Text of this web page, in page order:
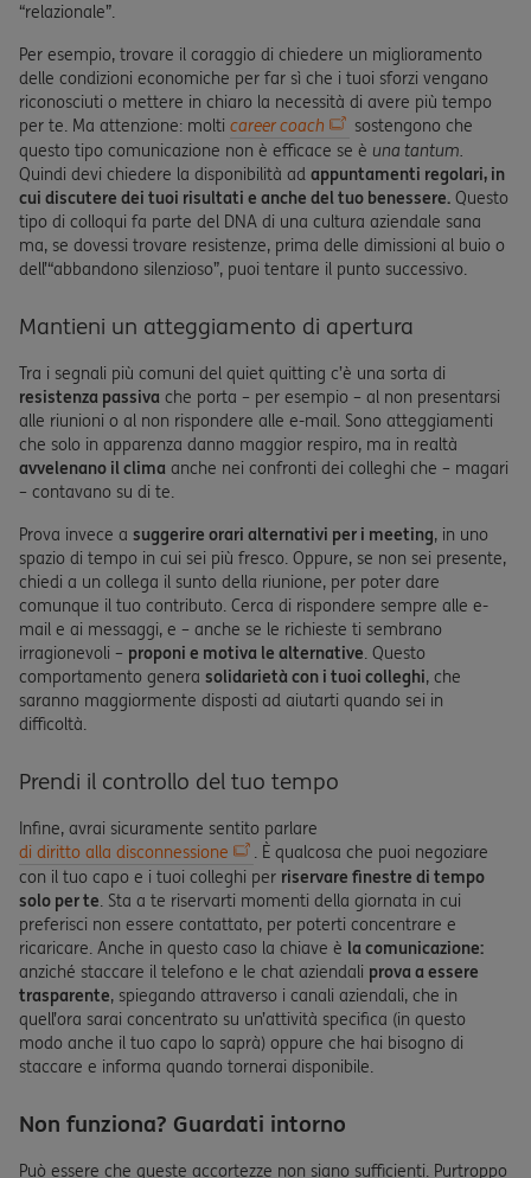
“relazionale”.
Per esempio, trovare il coraggio di chiedere un miglioramento
delle condizioni economiche per far sì che i tuoi sforzi vengano
riconosciuti o mettere in chiaro la necessità di avere più tempo
per te. Ma attenzione: molti career coach
sostengono che
questo tipo comunicazione non è efficace se è una tantum.
Quindi devi chiedere la disponibilità ad appuntamenti regolari, in
cui discutere dei tuoi risultati e anche del tuo benessere. Questo
tipo di colloqui fa parte del DNA di una cultura aziendale sana
ma, se dovessi trovare resistenze, prima delle dimissioni al buio o
dell’“abbandono silenzioso”, puoi tentare il punto successivo.
Mantieni un atteggiamento di apertura
Tra i segnali più comuni del quiet quitting c’è una sorta di
resistenza passiva che porta – per esempio – al non presentarsi
alle riunioni o al non rispondere alle e-mail. Sono atteggiamenti
che solo in apparenza danno maggior respiro, ma in realtà
avvelenano il clima anche nei confronti dei colleghi che – magari
– contavano su di te.
Prova invece a suggerire orari alternativi per i meeting, in uno
spazio di tempo in cui sei più fresco. Oppure, se non sei presente,
chiedi a un collega il sunto della riunione, per poter dare
comunque il tuo contributo. Cerca di rispondere sempre alle e-
mail e ai messaggi, e – anche se le richieste ti sembrano
irragionevoli – proponi e motiva le alternative. Questo
comportamento genera solidarietà con i tuoi colleghi, che
saranno maggiormente disposti ad aiutarti quando sei in
difficoltà.
Prendi il controllo del tuo tempo
Infine, avrai sicuramente sentito parlare
di diritto alla disconnessione
. È qualcosa che puoi negoziare
con il tuo capo e i tuoi colleghi per riservare finestre di tempo
solo per te. Sta a te riservarti momenti della giornata in cui
preferisci non essere contattato, per poterti concentrare e
ricaricare. Anche in questo caso la chiave è la comunicazione:
anziché staccare il telefono e le chat aziendali prova a essere
trasparente, spiegando attraverso i canali aziendali, che in
quell’ora sarai concentrato su un’attività specifica (in questo
modo anche il tuo capo lo saprà) oppure che hai bisogno di
staccare e informa quando tornerai disponibile.
Non funziona? Guardati intorno
Può essere che queste accortezze non siano sufficienti. Purtroppo